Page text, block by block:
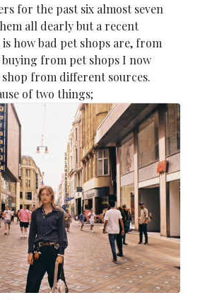
for the past six almost seven
all dearly but a recent
how bad pet shops are, from
buying from pet shops I now
shop from different sources.
of two things;